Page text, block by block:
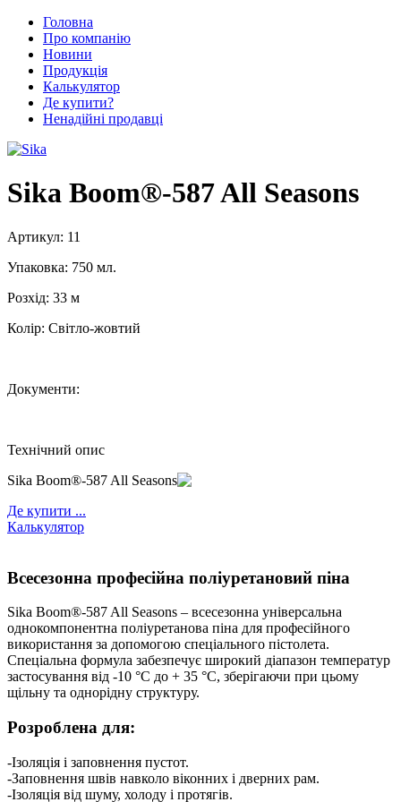
Головна
Про компанію
Новини
Продукція
Калькулятор
Де купити?
Ненадійні продавці
Sika Boom®-587 All Seasons
Артикул: 11
Упаковка: 750 мл.
Розхід: 33 м
Колір: Світло-жовтий
Документи:
Технічний опис
Sika Boom®-587 All Seasons
Де купити ...
Калькулятор
Всесезонна професійна поліуретановий піна
Sika Boom®-587 All Seasons – всесезонна універсальна
однокомпонентна поліуретанова піна для професійного
використання за допомогою спеціального пістолета.
Спеціальна формула забезпечує широкий діапазон температур
застосування від -10 °C до + 35 °C, зберігаючи при цьому
щільну та однорідну структуру.
Розроблена для:
-Ізоляція і заповнення пустот.
-Заповнення швів навколо віконних і дверних рам.
-Ізоляція від шуму, холоду і протягів.